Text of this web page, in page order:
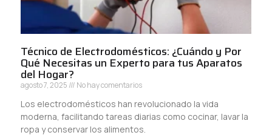
Técnico de Electrodomésticos: ¿Cuándo y Por
Qué Necesitas un Experto para tus Aparatos
del Hogar?
agosto 7, 2025 No hay comentarios
Los electrodomésticos han revolucionado la vida
moderna, facilitando tareas diarias como cocinar, lavar la
ropa y conservar los alimentos.